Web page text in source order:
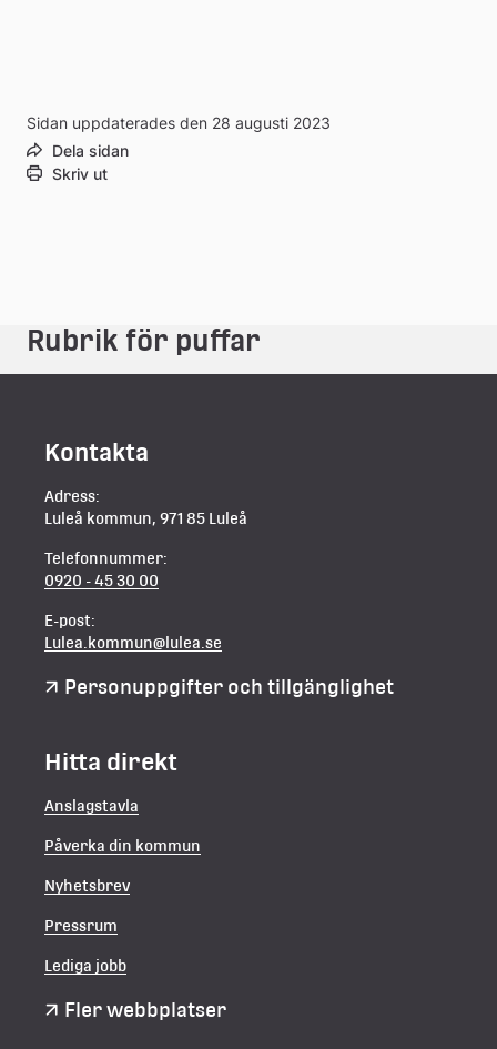
Sidan uppdaterades den 28 augusti 2023
Dela sidan
Skriv ut
Rubrik för puffar
Kontakta
Adress:
Luleå kommun, 971 85 Luleå
Telefonnummer:
0920 - 45 30 00
E-post:
Lulea.kommun@lulea.se
Personuppgifter och tillgänglighet
Hitta direkt
Anslagstavla
Påverka din kommun
Nyhetsbrev
Pressrum
Lediga jobb
Fler webbplatser